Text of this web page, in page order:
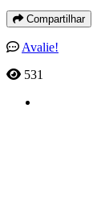
Compartilhar
Avalie!
531